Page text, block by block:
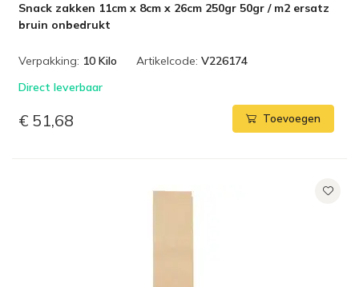
Snack zakken 11cm x 8cm x 26cm 250gr 50gr / m2 ersatz
bruin onbedrukt
Verpakking: 10 Kilo Artikelcode: V226174
Direct leverbaar
€ 51,68 Toevoegen